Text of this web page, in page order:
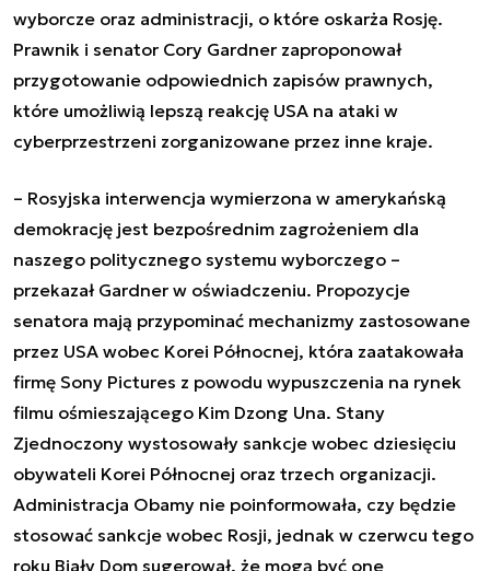
wyborcze oraz administracji, o które oskarża Rosję.
Prawnik i senator Cory Gardner zaproponował
przygotowanie odpowiednich zapisów prawnych,
które umożliwią lepszą reakcję USA na ataki w
cyberprzestrzeni zorganizowane przez inne kraje.
– Rosyjska interwencja wymierzona w amerykańską
demokrację jest bezpośrednim zagrożeniem dla
naszego politycznego systemu wyborczego –
przekazał Gardner w oświadczeniu. Propozycje
senatora mają przypominać mechanizmy zastosowane
przez USA wobec Korei Północnej, która zaatakowała
firmę Sony Pictures z powodu wypuszczenia na rynek
filmu ośmieszającego Kim Dzong Una. Stany
Zjednoczony wystosowały sankcje wobec dziesięciu
obywateli Korei Północnej oraz trzech organizacji.
Administracja Obamy nie poinformowała, czy będzie
stosować sankcje wobec Rosji, jednak w czerwcu tego
roku Biały Dom sugerował, że mogą być one